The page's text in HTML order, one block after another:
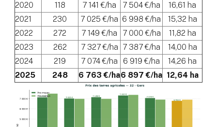
2020
118 7 141 €/ha 7 504 €/ha
16,61 ha
2021
230 7 025 €/ha 6 998 €/ha
15,32 ha
2022
272 7 149 €/ha 7 000 €/ha
11,82 ha
2023
262 7 327 €/ha 7 387 €/ha
14,00 ha
2024
219 7 074 €/ha 6 919 €/ha
14,26 ha
2025
248 6 763 €/ha6 897 €/ha 12,64 ha